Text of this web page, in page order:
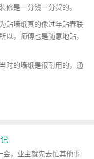
修是一分钱一分货的。
贴墙纸真的像过年贴春联
以，师傅也是随意地贴，
时的墙纸是很耐用的，通
会，业主就先去忙其他事